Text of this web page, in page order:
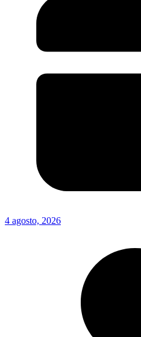
4 agosto, 2026